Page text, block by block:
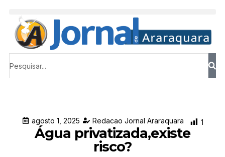
agosto 1, 2025 Redacao Jornal Araraquara 1
Água privatizada,existe
risco?